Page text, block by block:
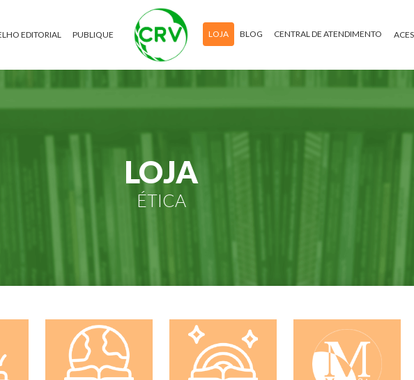
EDITORIAL PUBLIQUE LOJA BLOG CENTRAL DE ATENDIMENTO
LOJA
ÉTICA